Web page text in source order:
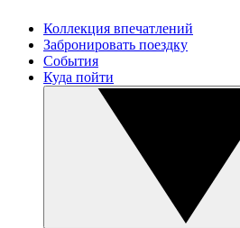
Коллекция впечатлений
Забронировать поездку
События
Куда пойти